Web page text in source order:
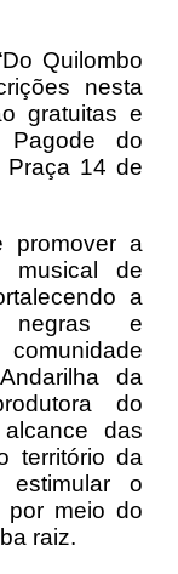
Quilombo
nesta
gratuitas e
do
Praça 14 de
promover a
musical de
a
negras e
da
do
das
território da
estimular o
por meio do
raiz.